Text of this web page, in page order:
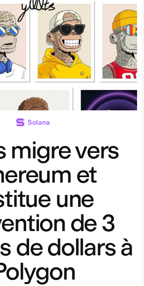
Solana
migre vers
et
une
de 3
de dollars à